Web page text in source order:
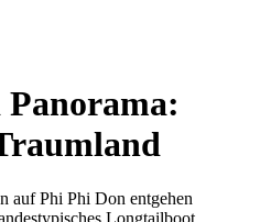
auf Phi Phi Don entgehen
Longtailboot